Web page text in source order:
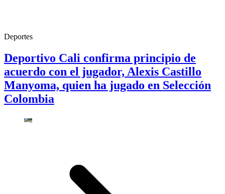
Deportes
Deportivo Cali confirma principio de
acuerdo con el jugador, Alexis Castillo
Manyoma, quien ha jugado en Selección
Colombia